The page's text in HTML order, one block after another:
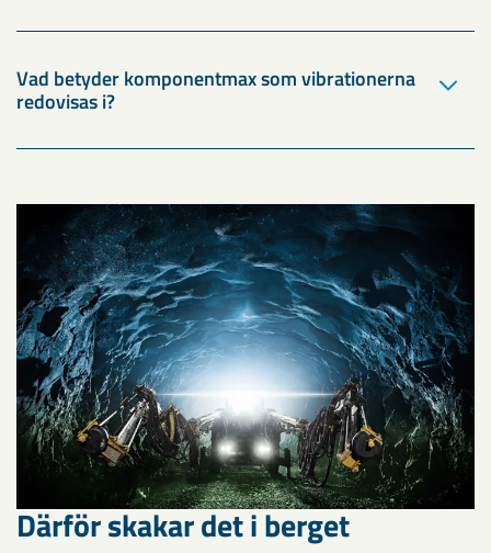
Vad betyder komponentmax som vibrationerna
redovisas i?
Därför skakar det i berget